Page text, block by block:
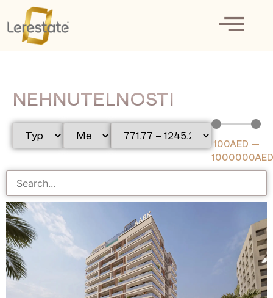
NEHNUTELNOSTI
100AED —
1000000